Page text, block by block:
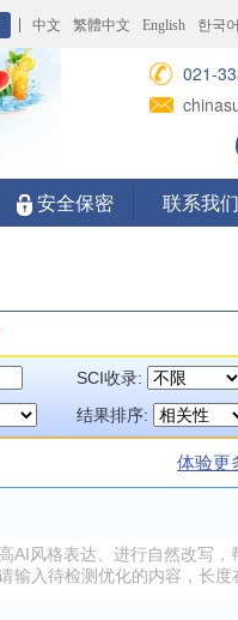
中文 繁體中文 English 한국어
021-
安全保密 联系我们
SCI收录:
结果排序:
体验更